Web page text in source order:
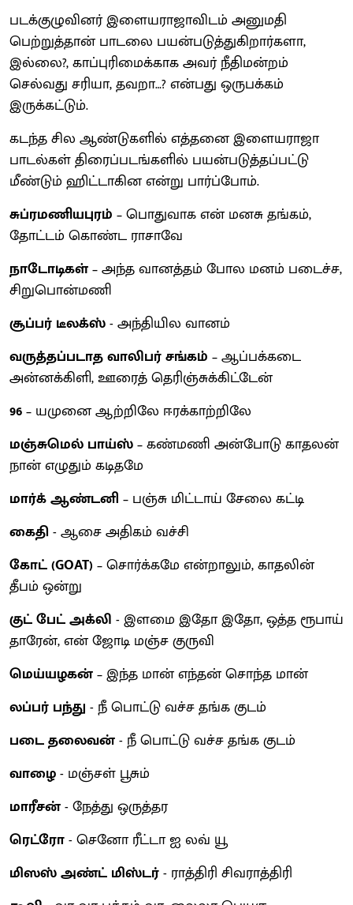
படக்குழுவினர் இளையராஜாவிடம் அனுமதி
பெற்றுத்தான் பாடலை பயன்படுத்துகிறார்களா,
இல்லை?, காப்புரிமைக்காக அவர் நீதிமன்றம்
செல்வது சரியா, தவறா…? என்பது ஒருபக்கம்
இருக்கட்டும்.
கடந்த சில ஆண்டுகளில் எத்தனை இளையராஜா
பாடல்கள் திரைப்படங்களில் பயன்படுத்தப்பட்டு
மீண்டும் ஹிட்டாகின என்று பார்ப்போம்.
சுப்ரமணியபுரம் – பொதுவாக என் மனசு தங்கம்,
தோட்டம் கொண்ட ராசாவே
நாடோடிகள்– அந்த வானத்தம் போல மனம் படைச்ச,
சிறுபொன்மணி
சூப்பர் டீலக்ஸ்- அந்தியில வானம்
வருத்தப்படாத வாலிபர் சங்கம் – ஆப்பக்கடை
அன்னக்கிளி, ஊரைத் தெரிஞ்சுக்கிட்டேன்
96– யமுனை ஆற்றிலே ஈரக்காற்றிலே
மஞ்சுமெல் பாய்ஸ்– கண்மணி அன்போடு காதலன்
நான் எழுதும் கடிதமே
மார்க் ஆண்டனி – பஞ்சு மிட்டாய் சேலை கட்டி
கைதி - ஆசை அதிகம் வச்சி
கோட் (GOAT) – சொர்க்கமே என்றாலும், காதலின்
தீபம் ஒன்று
குட் பேட் அக்லி - இளமை இதோ இதோ, ஒத்த ரூபாய்
தாரேன், என் ஜோடி மஞ்ச குருவி
மெய்யழகன்– இந்த மான் எந்தன் சொந்த மான்
லப்பர் பந்து - நீ பொட்டு வச்ச தங்க குடம்
படை தலைவன்- நீ பொட்டு வச்ச தங்க குடம்
வாழை- மஞ்சள் பூசும்
மாரீசன்- நேத்து ஒருத்தர
ரெட்ரோ- செனோ ரீட்டா ஐ லவ் யூ
மிஸஸ் அண்ட் மிஸ்டர்- ராத்திரி சிவராத்திரி